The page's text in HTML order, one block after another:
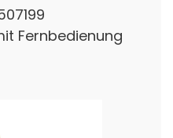
Fernbedienung